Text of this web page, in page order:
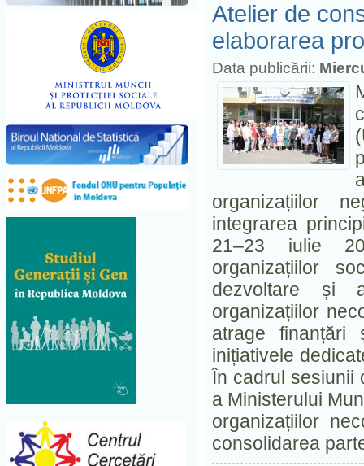
Atelier de
elaborarea
Data publicării:
organizațiilor
integrarea
21–23 iulie
organizațiilor
dezvoltare și
organizațiilor
atrage
inițiativele
În cadrul sesiunii
a Ministerului
organizațiilor
consolidarea